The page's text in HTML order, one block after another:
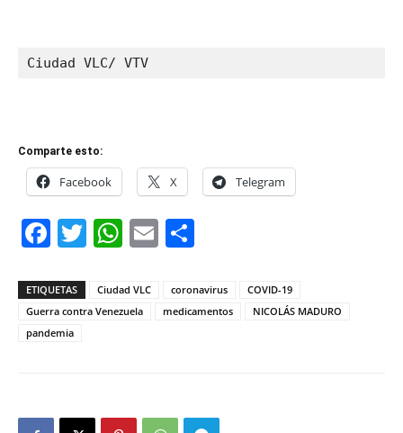
Ciudad VLC/ VTV
Comparte esto:
Facebook X Telegram
Facebook
Twitter
WhatsApp
Email
ETIQUETAS Ciudad VLC coronavirus
COVID-19
Guerra contra Venezuela
medicamentos
NICOLÁS MADURO
pandemia